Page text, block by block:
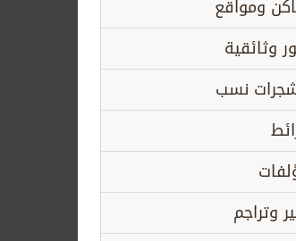
ومواقع
وثائقية
نسب
وتراجم